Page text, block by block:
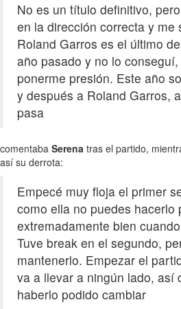
No es un título definitivo,
en la dirección correcta y me
Roland Garros es el último
año pasado y no lo
ponerme presión. Este año
y después a Roland Garros,
pasa
comentaba Serena tras el partido,
así su derrota:
Empecé muy floja el primer
como ella no puedes hacerlo
extremadamente bien
Tuve break en el segundo,
mantenerlo. Empezar el
va a llevar a ningún lado, así
haberlo podido cambiar